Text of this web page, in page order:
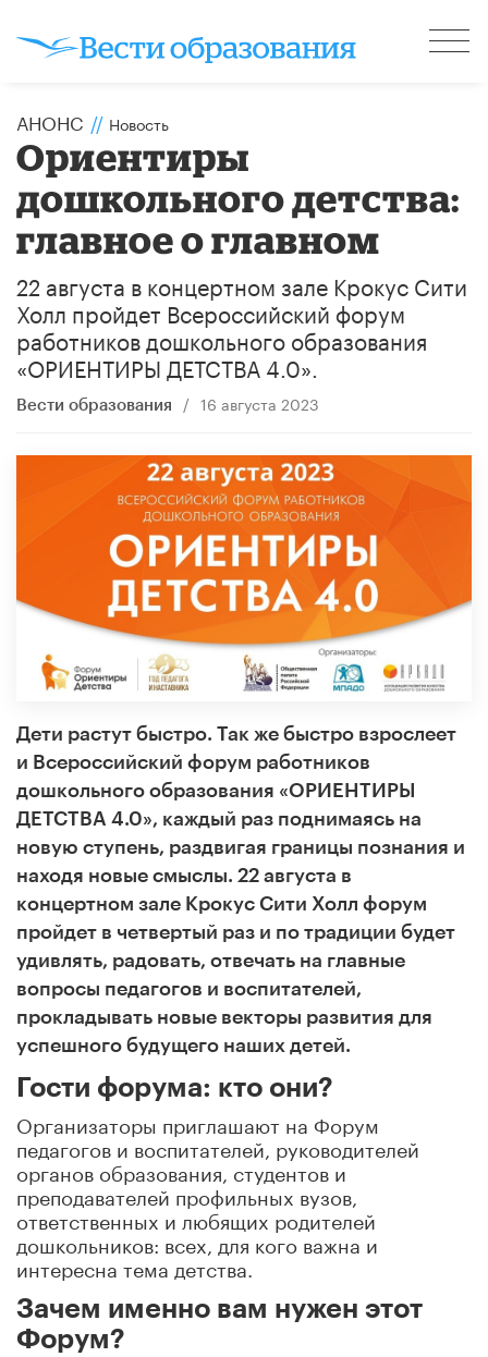
АНОНС // Новость
Ориентиры
дошкольного детства:
главное о главном
22 августа в концертном зале Крокус Сити
Холл пройдет Всероссийский форум
работников дошкольного образования
«ОРИЕНТИРЫ ДЕТСТВА 4.0».
Вести образования / 16 августа 2023
Дети растут быстро. Так же быстро взрослеет
и Всероссийский форум работников
дошкольного образования «ОРИЕНТИРЫ
ДЕТСТВА 4.0», каждый раз поднимаясь на
новую ступень, раздвигая границы познания и
находя новые смыслы. 22 августа в
концертном зале Крокус Сити Холл форум
пройдет в четвертый раз и по традиции будет
удивлять, радовать, отвечать на главные
вопросы педагогов и воспитателей,
прокладывать новые векторы развития для
успешного будущего наших детей.
Гости форума: кто они?
Организаторы приглашают на Форум
педагогов и воспитателей, руководителей
органов образования, студентов и
преподавателей профильных вузов,
ответственных и любящих родителей
дошкольников: всех, для кого важна и
интересна тема детства.
Зачем именно вам нужен этот
Форум?